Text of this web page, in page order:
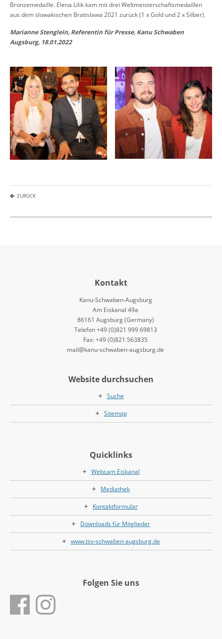
Bronzemedaille. Elena Lilik kam mit drei Weltmeisterschaftsmedaillen
aus dem slowakischen Bratislawa 2021 zurück (1 x Gold und 2 x Silber).
Marianne Stenglein, Referentin für Presse, Kanu Schwaben
Augsburg, 18.01.2022
ZURÜCK
Kontakt
Kanu-Schwaben-Augsburg
Am Eiskanal 49a
86161 Augsburg (Germany)
Telefon +49 (0)821 999 69813
Fax: +49 (0)821 563835
mail@kanu-schwaben-augsburg.de
Website durchsuchen
Suche
Sitemap
Quicklinks
Webcam Eiskanal
Mediathek
Kontaktformular
Downloads für Mitglieder
www.tsv-schwaben-augsburg.de
Folgen Sie uns